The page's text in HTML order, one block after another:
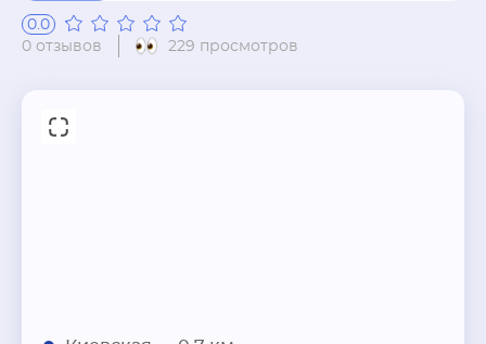
0.0
0 отзывов
229 просмотров